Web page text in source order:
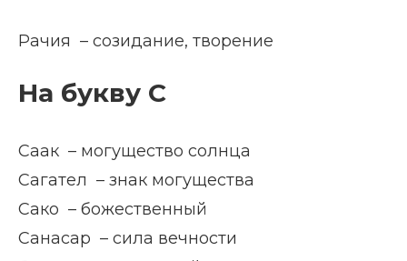
Рачия – созидание, творение
На букву С
Саак – могущество солнца
Сагател – знак могущества
Сако – божественный
Санасар – сила вечности